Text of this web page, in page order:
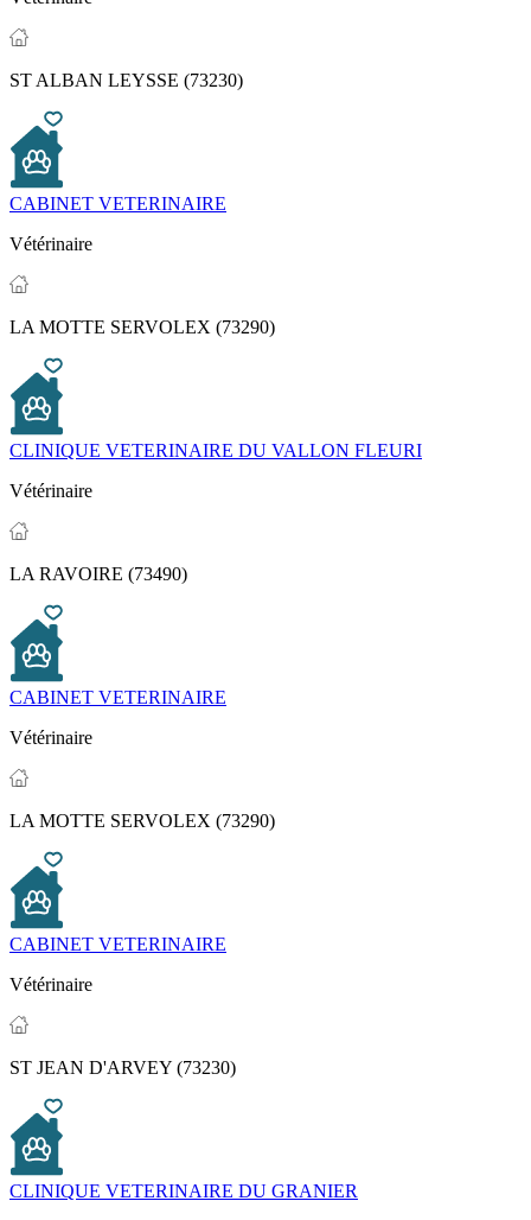
ST ALBAN LEYSSE (73230)
CABINET VETERINAIRE
Vétérinaire
LA MOTTE SERVOLEX (73290)
CLINIQUE VETERINAIRE DU VALLON FLEURI
Vétérinaire
LA RAVOIRE (73490)
CABINET VETERINAIRE
Vétérinaire
LA MOTTE SERVOLEX (73290)
CABINET VETERINAIRE
Vétérinaire
ST JEAN D'ARVEY (73230)
CLINIQUE VETERINAIRE DU GRANIER